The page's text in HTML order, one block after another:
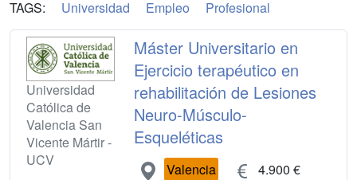
TAGS: Universidad Empleo Profesional
Universidad
Católica de
Valencia San
Vicente Mártir -
UCV
Máster Universitario en
Ejercicio terapéutico en
rehabilitación de Lesiones
Neuro-Músculo-
Esqueléticas
Valencia 4.900 €